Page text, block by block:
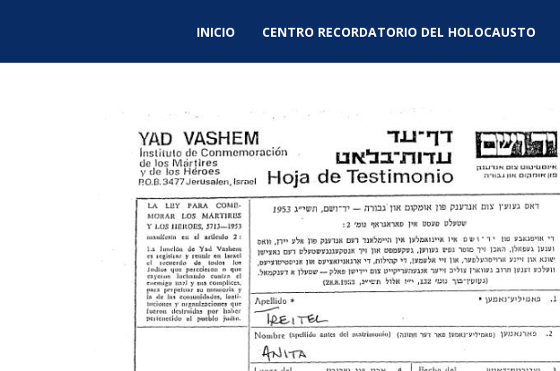
INICIO CENTRO RECORDATORIO DEL HOLOCAUSTO